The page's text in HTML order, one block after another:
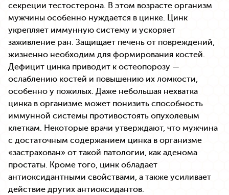
секреции тестостерона. В этом возрасте организм
мужчины особенно нуждается в цинке. Цинк
укрепляет иммунную систему и ускоряет
заживление ран. Защищает печень от повреждений,
жизненно необходим для формирования костей.
Дефицит цинка приводит к остеопорозу —
ослаблению костей и повышению их ломкости,
особенно у пожилых. Даже небольшая нехватка
цинка в организме может понизить способность
иммунной системы противостоять опухолевым
клеткам. Некоторые врачи утверждают, что мужчина
с достаточным содержанием цинка в организме
«застрахован» от такой патологии, как аденома
простаты. Кроме того, цинк обладает
антиоксидантными свойствами, а также усиливает
действие других антиоксидантов.